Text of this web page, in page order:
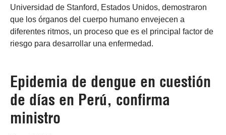
Universidad de Stanford, Estados Unidos, demostraron
que los órganos del cuerpo humano envejecen a
diferentes ritmos, un proceso que es el principal factor de
riesgo para desarrollar una enfermedad.
Epidemia de dengue en cuestión
de días en Perú, confirma
ministro